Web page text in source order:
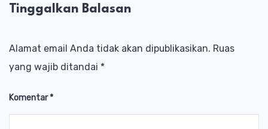
Tinggalkan Balasan
Alamat email Anda tidak akan dipublikasikan. Ruas
yang wajib ditandai *
Komentar*